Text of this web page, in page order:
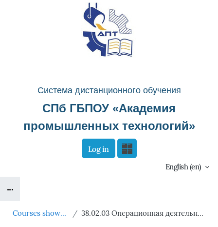
Система дистанционного обучения
СПб ГБПОУ «Академия
промышленных технологий»
Log in
English ‎(en)‎
Courses showcase 3KL 38.02.03 Операционная деятельность в логистике